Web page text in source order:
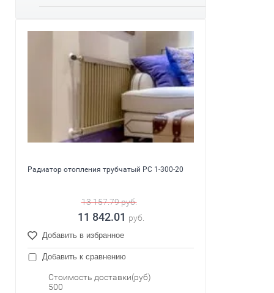
Радиатор отопления трубчатый PC 1-300-20
13 157.79руб.
11 842.01 руб.
Добавить в избранное
Добавить к сравнению
Стоимость доставки(руб)
500